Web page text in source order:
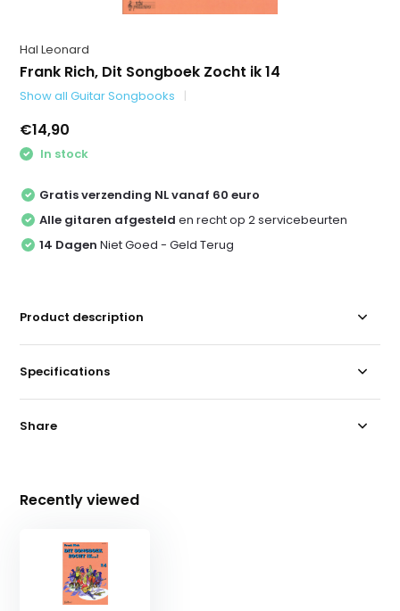
Hal Leonard
Frank Rich, Dit Songboek Zocht ik 14
Show all Guitar Songbooks
€14,90
In stock
Gratis verzending NL vanaf 60 euro
Alle gitaren afgesteld en recht op 2 servicebeurten
14 Dagen Niet Goed - Geld Terug
Product description
Specifications
Share
Recently viewed